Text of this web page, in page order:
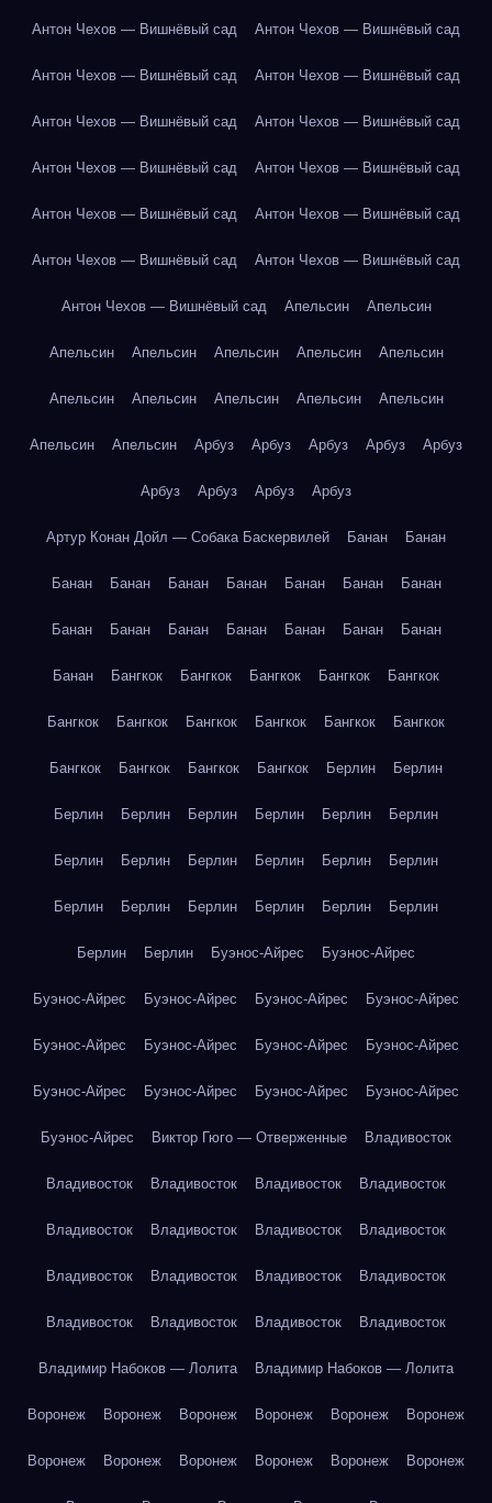
Антон Чехов — Вишнёвый сад Антон Чехов — Вишнёвый сад
Антон Чехов — Вишнёвый сад Антон Чехов — Вишнёвый сад
Антон Чехов — Вишнёвый сад Антон Чехов — Вишнёвый сад
Антон Чехов — Вишнёвый сад Антон Чехов — Вишнёвый сад
Антон Чехов — Вишнёвый сад Антон Чехов — Вишнёвый сад
Антон Чехов — Вишнёвый сад Антон Чехов — Вишнёвый сад
Антон Чехов — Вишнёвый сад Апельсин Апельсин
Апельсин Апельсин Апельсин Апельсин Апельсин
Апельсин Апельсин Апельсин Апельсин Апельсин
Апельсин Апельсин Арбуз Арбуз Арбуз Арбуз Арбуз
Арбуз Арбуз Арбуз Арбуз
Артур Конан Дойл — Собака Баскервилей Банан Банан
Банан Банан Банан Банан Банан Банан Банан
Банан Банан Банан Банан Банан Банан Банан
Банан Бангкок Бангкок Бангкок Бангкок Бангкок
Бангкок Бангкок Бангкок Бангкок Бангкок Бангкок
Бангкок Бангкок Бангкок Бангкок Берлин Берлин
Берлин Берлин Берлин Берлин Берлин Берлин
Берлин Берлин Берлин Берлин Берлин Берлин
Берлин Берлин Берлин Берлин Берлин Берлин
Берлин Берлин Буэнос-Айрес Буэнос-Айрес
Буэнос-Айрес Буэнос-Айрес Буэнос-Айрес Буэнос-Айрес
Буэнос-Айрес Буэнос-Айрес Буэнос-Айрес Буэнос-Айрес
Буэнос-Айрес Буэнос-Айрес Буэнос-Айрес Буэнос-Айрес
Буэнос-Айрес Виктор Гюго — Отверженные Владивосток
Владивосток Владивосток Владивосток Владивосток
Владивосток Владивосток Владивосток Владивосток
Владивосток Владивосток Владивосток Владивосток
Владивосток Владивосток Владивосток Владивосток
Владимир Набоков — Лолита Владимир Набоков — Лолита
Воронеж Воронеж Воронеж Воронеж Воронеж Воронеж
Воронеж Воронеж Воронеж Воронеж Воронеж Воронеж